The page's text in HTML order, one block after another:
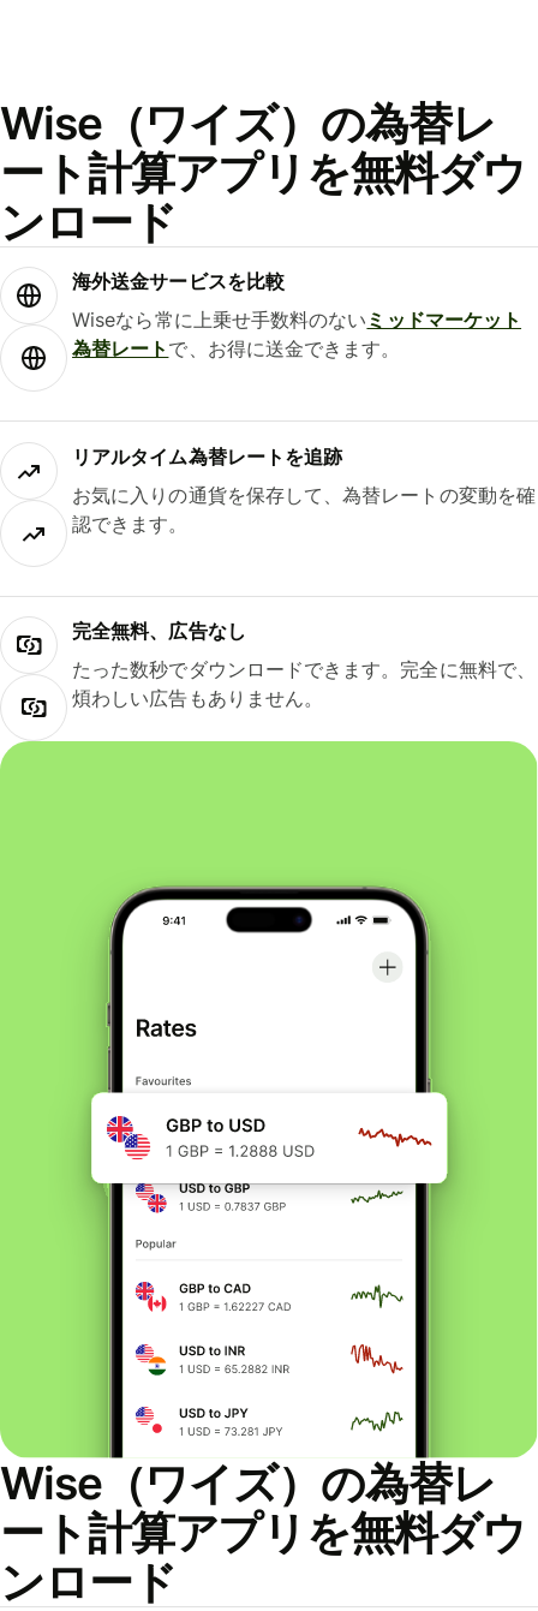
Wise（ワイズ）の為替レ
ート計算アプリを無料ダウ
ンロード
海外送金サービスを比較
Wiseなら常に上乗せ手数料のない ミッドマーケット
為替レート で、お得に送金できます。
リアルタイム為替レートを追跡
お気に入りの通貨を保存して、為替レートの変動を確
認できます。
完全無料、広告なし
たった数秒でダウンロードできます。完全に無料で、
煩わしい広告もありません。
Wise（ワイズ）の為替レ
ート計算アプリを無料ダウ
ンロード